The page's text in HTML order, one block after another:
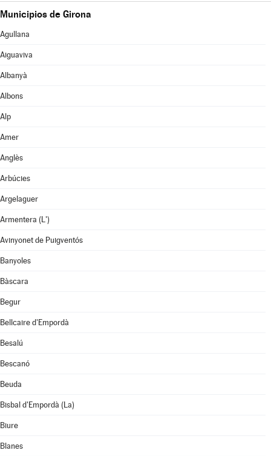
Municipios de Girona
Agullana
Aiguaviva
Albanyà
Albons
Alp
Amer
Anglès
Arbúcies
Argelaguer
Armentera (L')
Avinyonet de Puigventós
Banyoles
Bàscara
Begur
Bellcaire d'Empordà
Besalú
Bescanó
Beuda
Bisbal d'Empordà (La)
Biure
Blanes